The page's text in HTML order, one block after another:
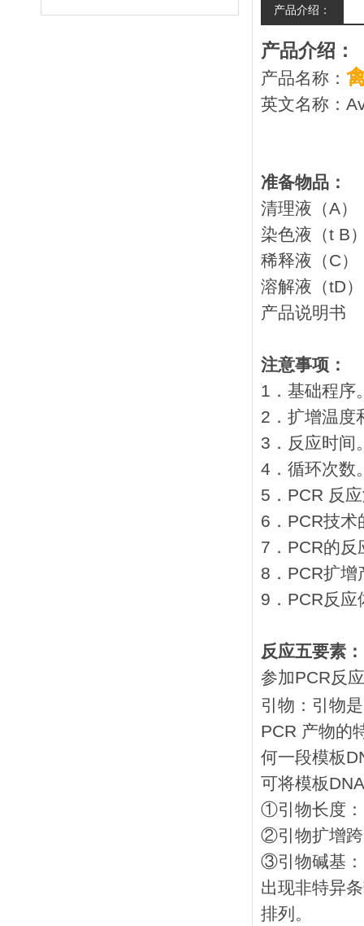
产品介绍：
产品介绍：
产品名称：
英文名称：
准备物品：
清理
染色
稀释
溶解
产品
注意事项：
1．基础程序
2．扩增温度
3．反应时间
4．循环次数
5．PCR 反
6．PCR技术
7．PCR的反
8．PCR扩增
9．PCR反应
反应五要素：
参加PCR反
引物：引物
PCR 产物的
何一段模板
可将模板
①引物长度
②引物扩增跨
③引物碱基：
出现非特异
排列。